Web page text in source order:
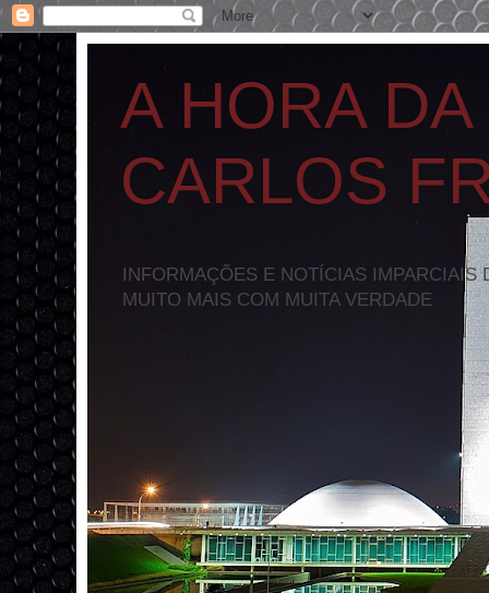
A HORA
CARLOS
INFORMAÇÕES E NOTÍCIAS
MUITO MAIS COM MUITA VERDADE